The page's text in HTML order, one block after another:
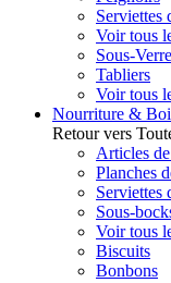
Serviettes
Voir tous
Sous-
Tabliers
Voir tous
Nourriture &
Retour vers
Articles
Planches
Serviettes
Sous-
Voir tous
Biscuits
Bonbons